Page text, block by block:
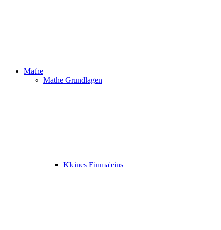
Mathe
Mathe Grundlagen
Kleines Einmaleins